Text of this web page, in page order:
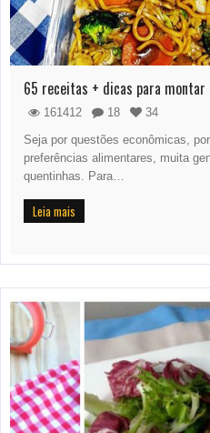
65 receitas + dicas para
161412 18
34
Seja por questões econômicas,
preferências alimentares, muita
quentinhas. Para…
Leia mais